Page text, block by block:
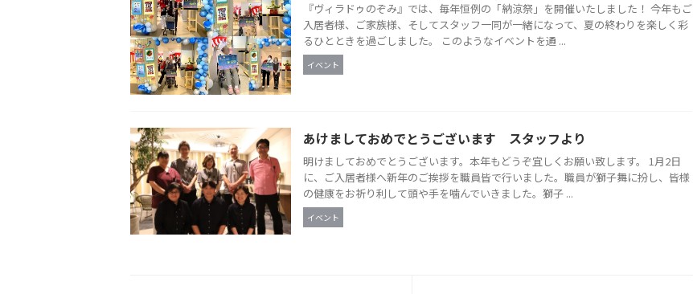
『ヴィラドゥのぞみ』では、毎年恒例の「納涼祭」を開催いたしました！ 今年もご
入居者様、ご家族様、そしてスタッフ一同が一緒になって、夏の終わりを楽しく彩
るひとときを過ごしました。 このようなイベントを通 ...
イベント
あけましておめでとうございます スタッフより
明けましておめでとうございます。本年もどうぞ宜しくお願い致します。 1月2日
に、ご入居者様へ新年のご挨拶を職員皆で行いました。職員が獅子舞に扮し、皆様
の健康をお祈り利して頭や手を噛んでいきました。獅子 ...
イベント